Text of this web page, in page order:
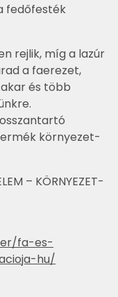
fedőfesték
rejlik, míg a lazúr
a faerezet,
és több
környezet-
– KÖRNYEZET-
fa-es-
hu/